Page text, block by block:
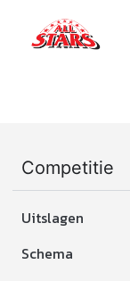
Competitie
Uitslagen
Schema